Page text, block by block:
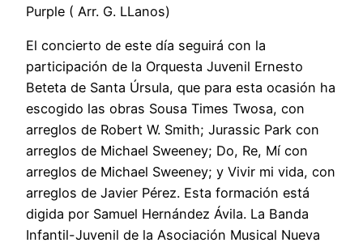
Purple ( Arr. G. LLanos)
El concierto de este día seguirá con la
participación de la Orquesta Juvenil Ernesto
Beteta de Santa Úrsula, que para esta ocasión ha
escogido las obras Sousa Times Twosa, con
arreglos de Robert W. Smith; Jurassic Park con
arreglos de Michael Sweeney; Do, Re, Mí con
arreglos de Michael Sweeney; y Vivir mi vida, con
arreglos de Javier Pérez. Esta formación está
digida por Samuel Hernández Ávila. La Banda
Infantil-Juvenil de la Asociación Musical Nueva